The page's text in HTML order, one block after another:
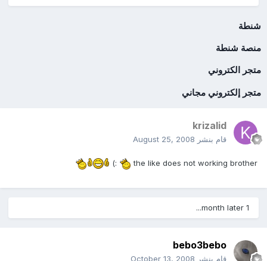
شنطة
منصة شنطة
متجر الكتروني
متجر إلكتروني مجاني
krizalid
قام بنشر August 25, 2008
the like does not working brother
:)
bebo3bebo
قام بنشر October 13, 2008